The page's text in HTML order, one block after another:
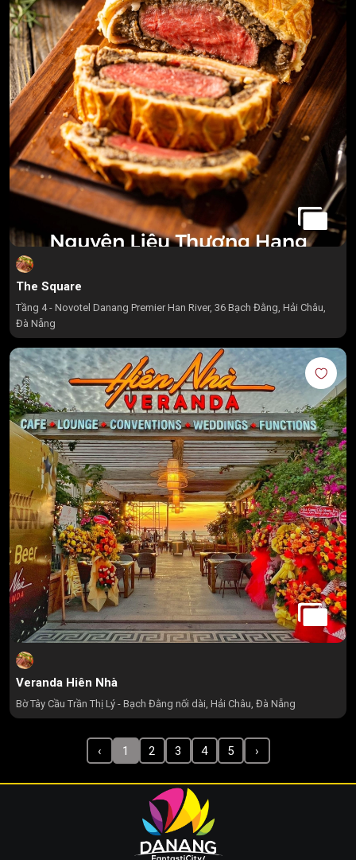
The Square
Tầng 4 - Novotel Danang Premier Han River, 36 Bạch Đằng, Hải Châu,
Đà Nẵng
Veranda Hiên Nhà
Bờ Tây Cầu Trần Thị Lý - Bạch Đằng nối dài, Hải Châu, Đà Nẵng
‹ 1 2 3 4 5 ›